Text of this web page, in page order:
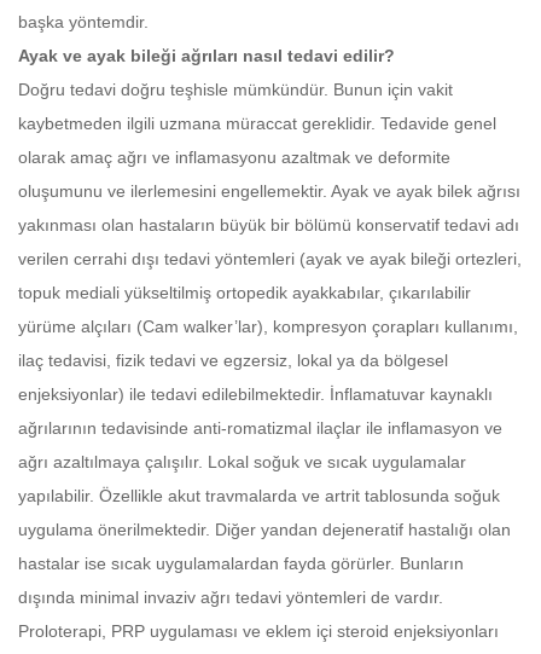
başka yöntemdir.
Ayak ve ayak bileği ağrıları nasıl tedavi edilir?
Doğru tedavi doğru teşhisle mümkündür. Bunun için vakit
kaybetmeden ilgili uzmana müraccat gereklidir. Tedavide genel
olarak amaç ağrı ve inflamasyonu azaltmak ve deformite
oluşumunu ve ilerlemesini engellemektir. Ayak ve ayak bilek ağrısı
yakınması olan hastaların büyük bir bölümü konservatif tedavi adı
verilen cerrahi dışı tedavi yöntemleri (ayak ve ayak bileği ortezleri,
topuk mediali yükseltilmiş ortopedik ayakkabılar, çıkarılabilir
yürüme alçıları (Cam walker’lar), kompresyon çorapları kullanımı,
ilaç tedavisi, fizik tedavi ve egzersiz, lokal ya da bölgesel
enjeksiyonlar) ile tedavi edilebilmektedir. İnflamatuvar kaynaklı
ağrılarının tedavisinde anti-romatizmal ilaçlar ile inflamasyon ve
ağrı azaltılmaya çalışılır. Lokal soğuk ve sıcak uygulamalar
yapılabilir. Özellikle akut travmalarda ve artrit tablosunda soğuk
uygulama önerilmektedir. Diğer yandan dejeneratif hastalığı olan
hastalar ise sıcak uygulamalardan fayda görürler. Bunların
dışında minimal invaziv ağrı tedavi yöntemleri de vardır.
Proloterapi, PRP uygulaması ve eklem içi steroid enjeksiyonları